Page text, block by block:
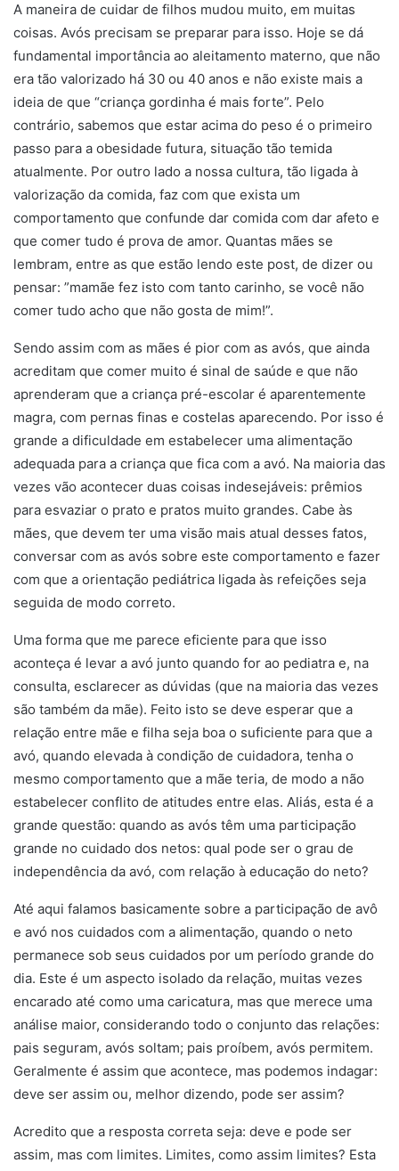
A maneira de cuidar de filhos mudou muito, em muitas
coisas. Avós precisam se preparar para isso. Hoje se dá
fundamental importância ao aleitamento materno, que não
era tão valorizado há 30 ou 40 anos e não existe mais a
ideia de que “criança gordinha é mais forte”. Pelo
contrário, sabemos que estar acima do peso é o primeiro
passo para a obesidade futura, situação tão temida
atualmente. Por outro lado a nossa cultura, tão ligada à
valorização da comida, faz com que exista um
comportamento que confunde dar comida com dar afeto e
que comer tudo é prova de amor. Quantas mães se
lembram, entre as que estão lendo este post, de dizer ou
pensar: ”mamãe fez isto com tanto carinho, se você não
comer tudo acho que não gosta de mim!”.
Sendo assim com as mães é pior com as avós, que ainda
acreditam que comer muito é sinal de saúde e que não
aprenderam que a criança pré-escolar é aparentemente
magra, com pernas finas e costelas aparecendo. Por isso é
grande a dificuldade em estabelecer uma alimentação
adequada para a criança que fica com a avó. Na maioria das
vezes vão acontecer duas coisas indesejáveis: prêmios
para esvaziar o prato e pratos muito grandes. Cabe às
mães, que devem ter uma visão mais atual desses fatos,
conversar com as avós sobre este comportamento e fazer
com que a orientação pediátrica ligada às refeições seja
seguida de modo correto.
Uma forma que me parece eficiente para que isso
aconteça é levar a avó junto quando for ao pediatra e, na
consulta, esclarecer as dúvidas (que na maioria das vezes
são também da mãe). Feito isto se deve esperar que a
relação entre mãe e filha seja boa o suficiente para que a
avó, quando elevada à condição de cuidadora, tenha o
mesmo comportamento que a mãe teria, de modo a não
estabelecer conflito de atitudes entre elas. Aliás, esta é a
grande questão: quando as avós têm uma participação
grande no cuidado dos netos: qual pode ser o grau de
independência da avó, com relação à educação do neto?
Até aqui falamos basicamente sobre a participação de avô
e avó nos cuidados com a alimentação, quando o neto
permanece sob seus cuidados por um período grande do
dia. Este é um aspecto isolado da relação, muitas vezes
encarado até como uma caricatura, mas que merece uma
análise maior, considerando todo o conjunto das relações:
pais seguram, avós soltam; pais proíbem, avós permitem.
Geralmente é assim que acontece, mas podemos indagar:
deve ser assim ou, melhor dizendo, pode ser assim?
Acredito que a resposta correta seja: deve e pode ser
assim, mas com limites. Limites, como assim limites? Esta